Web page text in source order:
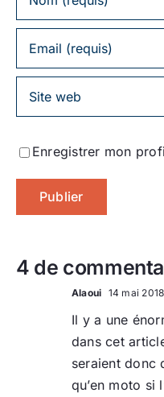
4 de
Alaoui 14 mai
Il y a une
dans cet
seraient donc
qu’en moto si
Enregistrer mon